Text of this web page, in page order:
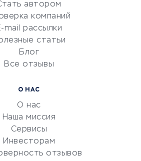
работы
автором
компаний
mail рассылки
статьи
Блог
Все отзывы
О НАС
О нас
Наша миссия
Сервисы
Инвесторам
отзывов